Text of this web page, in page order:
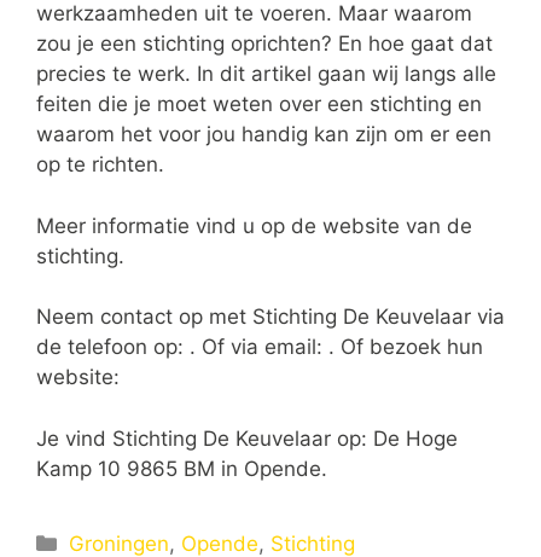
werkzaamheden uit te voeren. Maar waarom
zou je een stichting oprichten? En hoe gaat dat
precies te werk. In dit artikel gaan wij langs alle
feiten die je moet weten over een stichting en
waarom het voor jou handig kan zijn om er een
op te richten.
Meer informatie vind u op de website van de
stichting.
Neem contact op met Stichting De Keuvelaar via
de telefoon op: . Of via email: . Of bezoek hun
website:
Je vind Stichting De Keuvelaar op: De Hoge
Kamp 10 9865 BM in Opende.
Categorieën
Groningen, Opende, Stichting